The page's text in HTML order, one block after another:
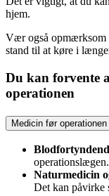
hjem.
Vær også opmærksom
stand til at køre i
Du kan forvente
operationen
Medicin før operationen
operationslægen.
Naturmedicin
Det kan påvirke